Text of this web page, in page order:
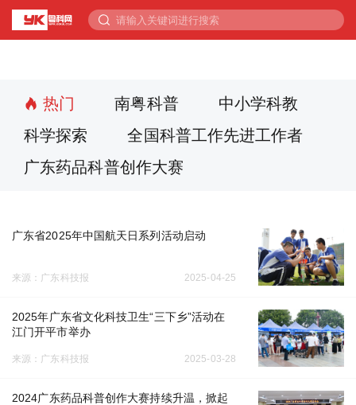
热门 南粤科普
中小学科教
科学探索
全国科普工作先进工作者
广东药品科普创作大赛
广东省2025年中国航天日系列活动启动
来源：广东科技报 2025-04-25
2025年广东省文化科技卫生“三下乡”活动在
江门开平市举办
来源：广东科技报 2025-03-28
2024广东药品科普创作大赛持续升温，掀起